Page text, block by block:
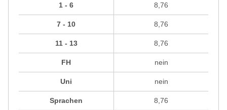
1 - 6
7 - 10
11 - 13
FH
Uni
Sprachen
8,76
8,76
8,76
nein
nein
8,76